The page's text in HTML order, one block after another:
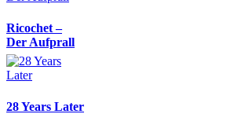
Ricochet –
Der Aufprall
28 Years Later